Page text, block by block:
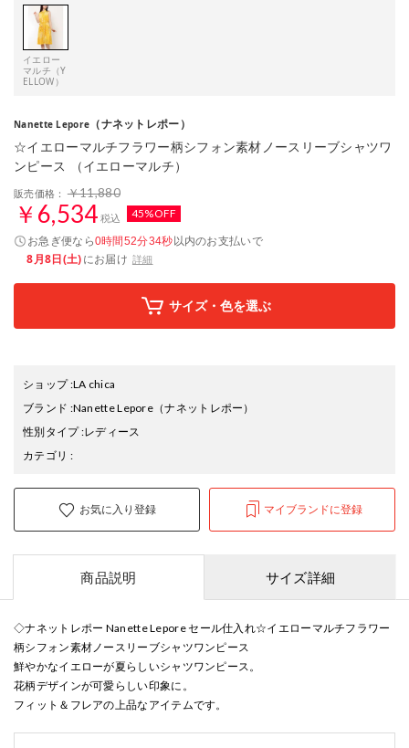
イエロー
マルチ（Y
ELLOW）
Nanette Lepore （ナネットレポー）
☆イエローマルチフラワー柄シフォン素材ノースリーブシャツワ
ンピース （イエローマルチ）
販売価格： ￥11,880
￥6,534 税込 45%OFF
お急ぎ便なら0時間52分34秒以内のお支払いで
8月8日(土)にお届け 詳細
サイズ・色を選ぶ
ショップ:LA chica
ブランド :Nanette Lepore （ナネットレポー）
性別タイプ:レディース
カテゴリ :
お気に入り登録 マイブランドに登録
商品説明 サイズ詳細
◇ナネットレポー Nanette Lepore セール仕入れ☆イエローマルチフラワー
柄シフォン素材ノースリーブシャツワンピース
鮮やかなイエローが夏らしいシャツワンピース。
花柄デザインが可愛らしい印象に。
フィット＆フレアの上品なアイテムです。